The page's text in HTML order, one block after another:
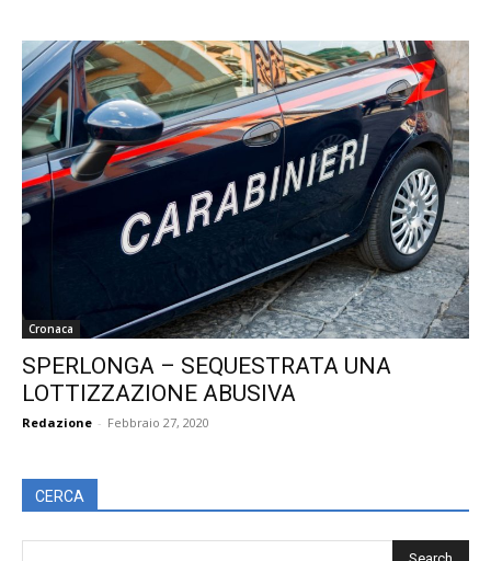
Cronaca
SPERLONGA – SEQUESTRATA UNA
LOTTIZZAZIONE ABUSIVA
Redazione - Febbraio 27, 2020
CERCA